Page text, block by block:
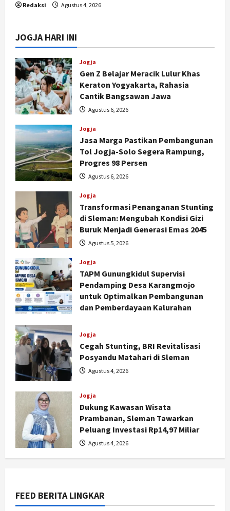
Redaksi Agustus 4, 2026
JOGJA HARI INI
Jogja
Gen Z Belajar Meracik Lulur Khas
Keraton Yogyakarta, Rahasia
Cantik Bangsawan Jawa
Agustus 6, 2026
Jogja
Jasa Marga Pastikan Pembangunan
Tol Jogja-Solo Segera Rampung,
Progres 98 Persen
Agustus 6, 2026
Jogja
Transformasi Penanganan Stunting
di Sleman: Mengubah Kondisi Gizi
Buruk Menjadi Generasi Emas 2045
Agustus 5, 2026
Jogja
TAPM Gunungkidul Supervisi
Pendamping Desa Karangmojo
untuk Optimalkan Pembangunan
dan Pemberdayaan Kalurahan
Jogja
Cegah Stunting, BRI Revitalisasi
Posyandu Matahari di Sleman
Agustus 4, 2026
Jogja
Dukung Kawasan Wisata
Prambanan, Sleman Tawarkan
Peluang Investasi Rp14,97 Miliar
Agustus 4, 2026
FEED BERITA LINGKAR
2
Nasional
BRIN Kembangkan Sepatu Murah
Mulai Rp75 Ribu untuk Sekolah
Rakyat
Gen Z Belajar Meracik Lulur Khas
Keraton Yogyakarta, Rahasia